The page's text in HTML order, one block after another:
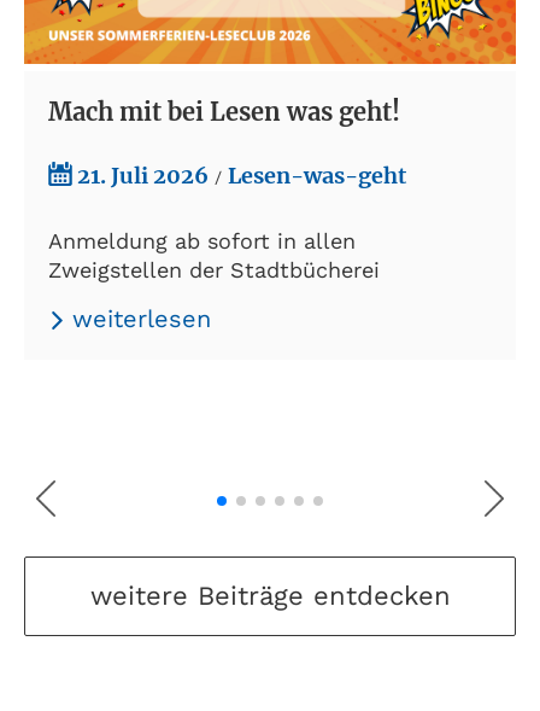
Mach mit bei Lesen was geht!
21. Juli 2026 / Lesen-was-geht
Anmeldung ab sofort in allen
Zweigstellen der Stadtbücherei
weiterlesen
weitere Beiträge entdecken